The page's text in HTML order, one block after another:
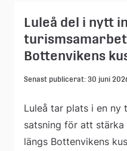
Luleå del i nytt
Bottenvikens
Senast publicerat: 30 juni
Luleå tar plats i en ny
satsning för att
längs Bottenvikens kust.